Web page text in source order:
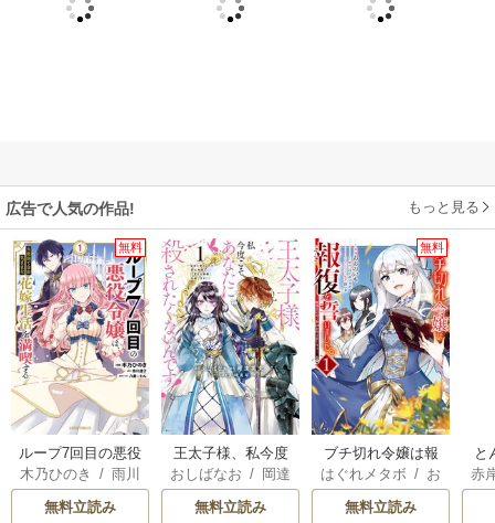
広告で人気の作品! もっと見る
無料
ループ7回目の悪役
令嬢は、元敵国で
自由気ままな花嫁
生活を満喫する
木乃ひのき /雨川
透子/八美☆わん
無料立読み
王太子様、私今度
こそあなたに殺さ
れたくないんで
す！ ～聖女に嵌め
おしばなお / 岡達
英茉/先崎真琴
無料立読み
無料
ブチ切れ令嬢は報
復を誓いました。
はぐれメタボ / お
おのいも/昌未
無料立読み
と
赤